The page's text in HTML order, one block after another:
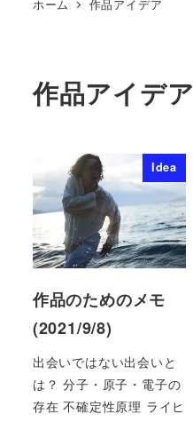
ホーム 作品アイデア
作品アイデア
Idea
作品のためのメモ
(2021/9/8)
出会いではない出会いと
は？ 分子・原子・電子の
存在 不確定性原理 ライヒ